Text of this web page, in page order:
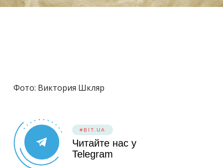
Фото: Виктория Шкляр
#BIT.UA
Читайте нас у
Telegram